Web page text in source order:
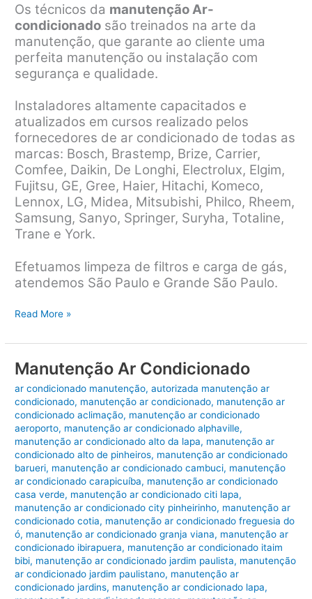
Os técnicos da manutenção Ar-
condicionado são treinados na arte da
manutenção, que garante ao cliente uma
perfeita manutenção ou instalação com
segurança e qualidade.
Instaladores altamente capacitados e
atualizados em cursos realizado pelos
fornecedores de ar condicionado de todas as
marcas: Bosch, Brastemp, Brize, Carrier,
Comfee, Daikin, De Longhi, Electrolux, Elgim,
Fujitsu, GE, Gree, Haier, Hitachi, Komeco,
Lennox, LG, Midea, Mitsubishi, Philco, Rheem,
Samsung, Sanyo, Springer, Suryha, Totaline,
Trane e York.
Efetuamos limpeza de filtros e carga de gás,
atendemos São Paulo e Grande São Paulo.
Manutenção
condicionado
Paulo
Read More »
Manutenção Ar Condicionado
ar condicionado manutenção,autorizada manutenção ar
condicionado, manutenção ar condicionado, manutenção ar
condicionado aclimação, manutenção ar condicionado
aeroporto, manutenção ar condicionado alphaville,
manutenção ar condicionado alto da lapa, manutenção ar
condicionado alto de pinheiros, manutenção ar condicionado
barueri, manutenção ar condicionado cambuci, manutenção
ar condicionado carapicuíba, manutenção ar condicionado
casa verde, manutenção ar condicionado citi lapa,
manutenção ar condicionado city pinheirinho, manutenção ar
condicionado cotia, manutenção ar condicionado freguesia do
ó, manutenção ar condicionado granja viana, manutenção ar
condicionado ibirapuera, manutenção ar condicionado itaim
bibi, manutenção ar condicionado jardim paulista, manutenção
ar condicionado jardim paulistano, manutenção ar
condicionado jardins, manutenção ar condicionado lapa,